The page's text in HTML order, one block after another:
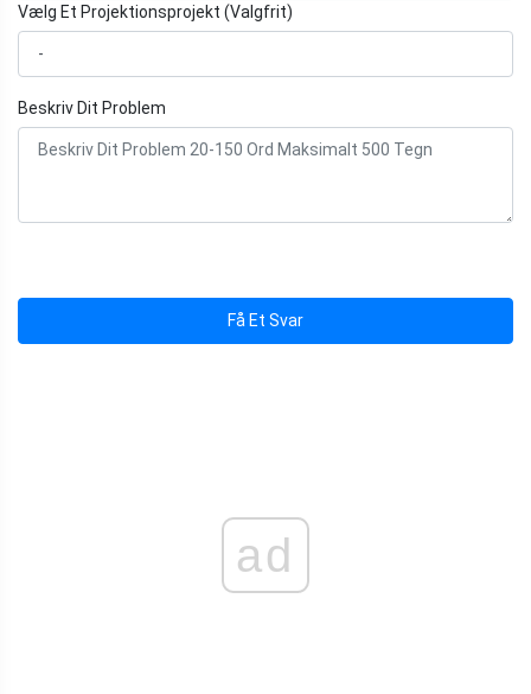
Vælg Et Projektionsprojekt (Valgfrit)
Beskriv Dit Problem
Få Et Svar
ad